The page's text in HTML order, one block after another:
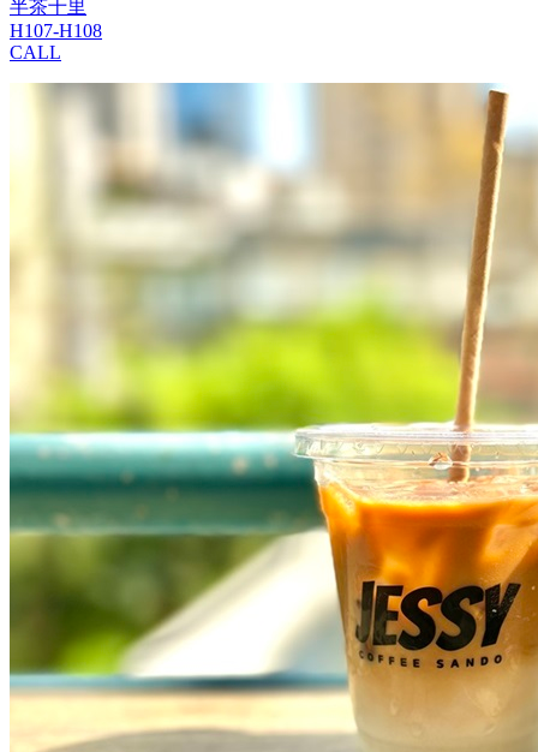
半茶十里
H107-H108
CALL